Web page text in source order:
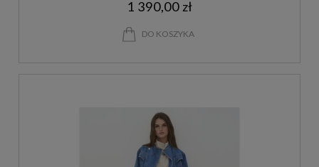
1 390,00 zł
DO KOSZYKA